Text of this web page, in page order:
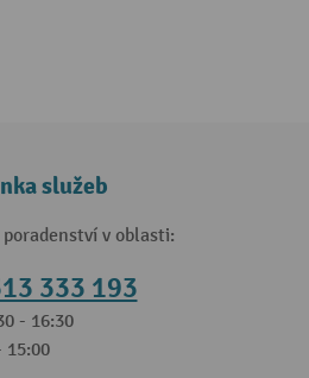
služeb
poradenství v oblasti:
333 193
- 16:30
15:00